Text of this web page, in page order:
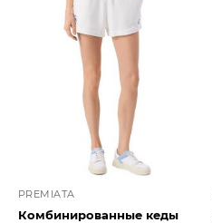
PREMIATA
Комбинированные кеды